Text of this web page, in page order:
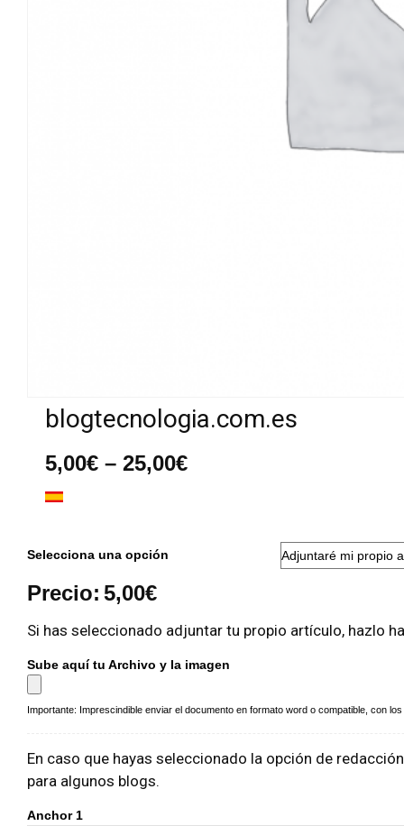
blogtecnologia.com.es
5,00€ – 25,00€Rango
Selecciona una opción
Precio: 5,00€
Si has seleccionado adjuntar tu propio artículo, hazlo
Sube aquí tu Archivo y la imagen
Importante: Imprescindible enviar el documento en formato word o compatible, con
En caso que hayas seleccionado la opción de
para algunos blogs.
Anchor 1